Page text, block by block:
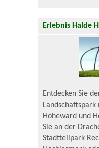
Erlebnis Halde
Entdecken Sie
Hoheward und
Sie an der
Stadtteilpark